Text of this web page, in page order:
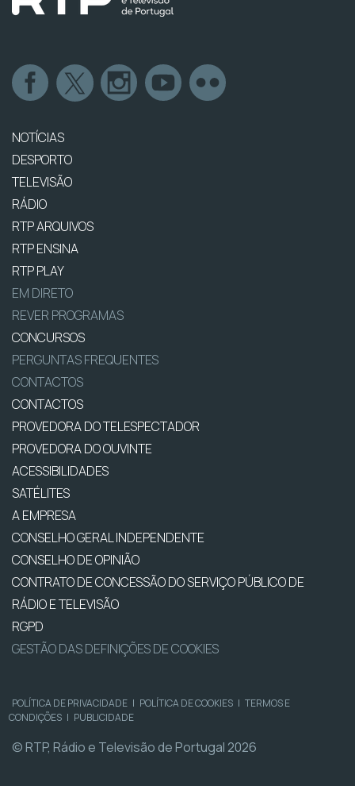
NOTÍCIAS
DESPORTO
TELEVISÃO
RÁDIO
RTP ARQUIVOS
RTP ENSINA
RTP PLAY
EM DIRETO
REVER PROGRAMAS
CONCURSOS
PERGUNTAS FREQUENTES
CONTACTOS
CONTACTOS
PROVEDORA DO TELESPECTADOR
PROVEDORA DO OUVINTE
ACESSIBILIDADES
SATÉLITES
A EMPRESA
CONSELHO GERAL INDEPENDENTE
CONSELHO DE OPINIÃO
CONTRATO DE CONCESSÃO DO SERVIÇO PÚBLICO DE
RÁDIO E TELEVISÃO
RGPD
GESTÃO DAS DEFINIÇÕES DE COOKIES
POLÍTICA DE PRIVACIDADE | POLÍTICA DE COOKIES | TERMOS E
CONDIÇÕES | PUBLICIDADE
© RTP, Rádio e Televisão de Portugal 2026